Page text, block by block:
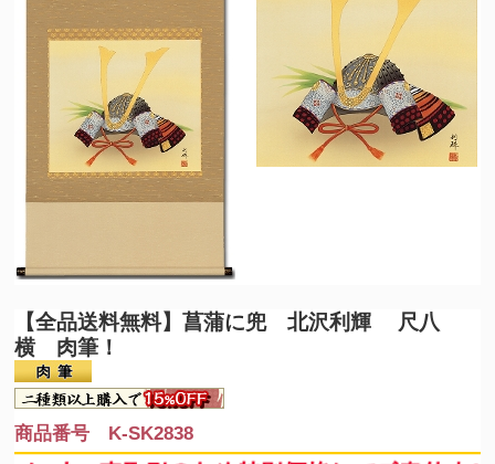
【全品送料無料】菖蒲に兜 北沢利輝 尺八
横 肉筆！
商品番号 K-SK2838